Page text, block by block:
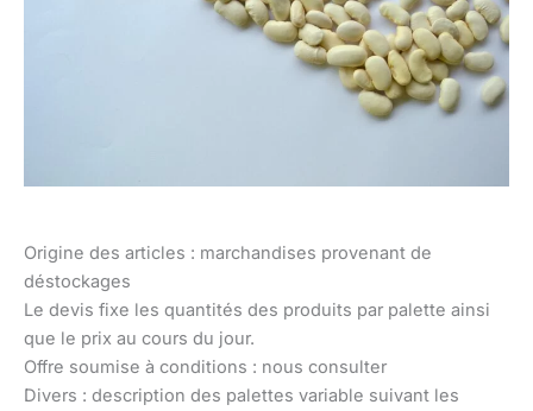
Origine des articles : marchandises provenant de
déstockages
Le devis fixe les quantités des produits par palette ainsi
que le prix au cours du jour.
Offre soumise à conditions : nous consulter
Divers : description des palettes variable suivant les